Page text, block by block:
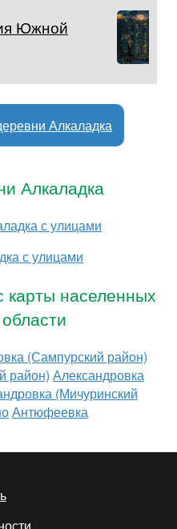
Южной
Алкаладка
Алкаладка
с улицами
с улицами
карты населенных
(Сампурский район)
район) Александровка
(Мичуринский
Антюфеевка